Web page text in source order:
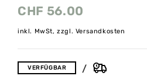
CHF 56.00
inkl. MwSt, zzgl. Versandkosten
VERFÜGBAR